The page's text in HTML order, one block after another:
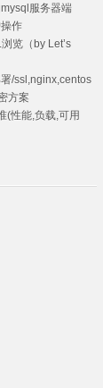
服务器端
作
览（by Let’s
/ssl,nginx,centos
方案
(性能,负载,可用